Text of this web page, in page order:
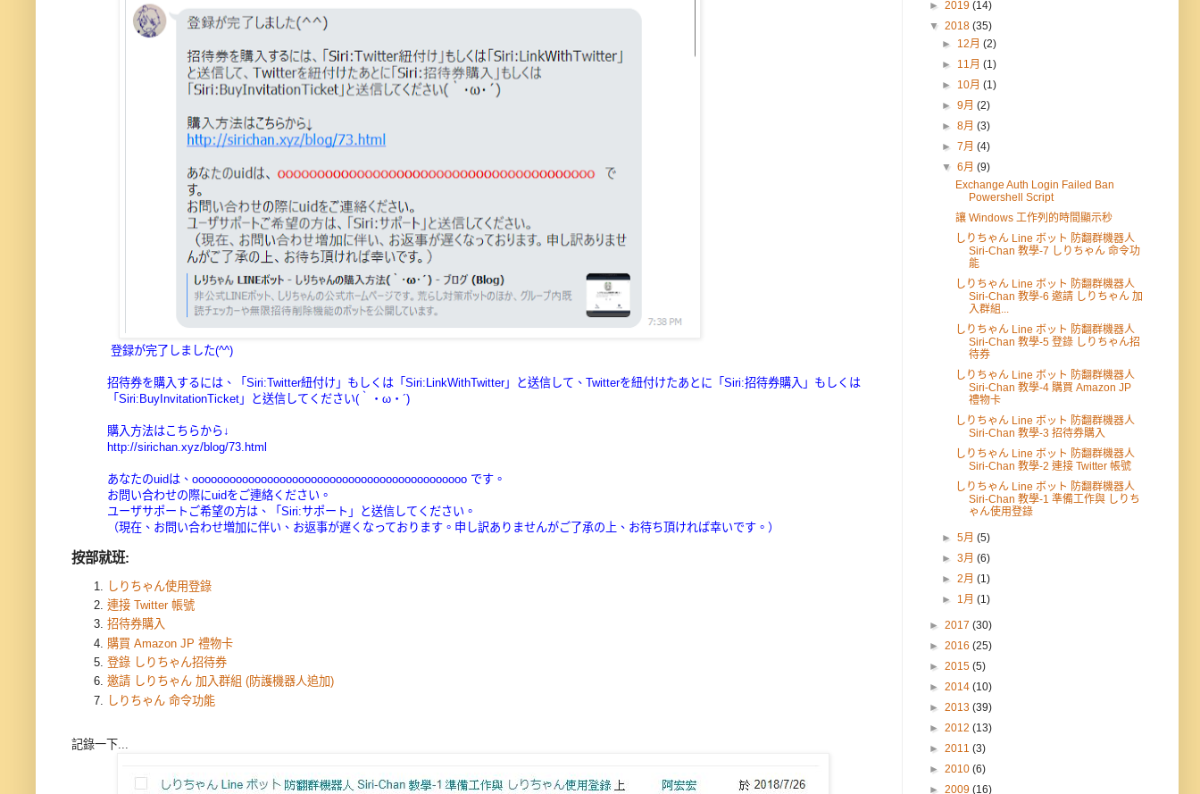
登録が完了しました(^^)
招待券を購入するには、「Siri:Twitter紐付け」もしくは「Siri:LinkWithTwitter」と送信して、Twitterを紐付けたあとに「Siri:招待券購入」もしくは
「Siri:BuyInvitationTicket」と送信してください(｀・ω・´)
購入方法はこちらから↓
http://sirichan.xyz/blog/73.html
あなたのuidは、oooooooooooooooooooooooooooooooooooooooooooo です。
お問い合わせの際にuidをご連絡ください。
ユーザサポートご希望の方は、「Siri:サポート」と送信してください。
（現在、お問い合わせ増加に伴い、お返事が遅くなっております。申し訳ありませんがご了承の上、お待ち頂ければ幸いです。）
按部就班:
しりちゃん使用登錄
連接 Twitter 帳號
招待券購入
購買 Amazon JP 禮物卡
登錄 しりちゃん招待券
邀請 しりちゃん 加入群組 (防護機器人追加)
しりちゃん 命令功能
記錄一下...
► 2019 (14)
▼ 2018 (35)
► 12月(2)
► 11月(1)
► 10月(1)
►9月(2)
►8月(3)
►7月(4)
▼6月(9)
Exchange Auth Login Failed Ban
Powershell Script
讓 Windows 工作列的時間顯示秒
しりちゃん Line ボット 防翻群機器人
Siri-Chan 教學-7 しりちゃん 命令功
能
しりちゃん Line ボット 防翻群機器人
Siri-Chan 教學-6 邀請 しりちゃん 加
入群組...
しりちゃん Line ボット 防翻群機器人
Siri-Chan 教學-5 登錄 しりちゃん招
待券
しりちゃん Line ボット 防翻群機器人
Siri-Chan 教學-4 購買 Amazon JP
禮物卡
しりちゃん Line ボット 防翻群機器人
Siri-Chan 教學-3 招待券購入
しりちゃん Line ボット 防翻群機器人
Siri-Chan 教學-2 連接 Twitter 帳號
しりちゃん Line ボット 防翻群機器人
Siri-Chan 教學-1 準備工作與 しりち
ゃん使用登錄
►5月(5)
►3月(6)
►2月(1)
► 1月(1)
► 2017 (30)
► 2016 (25)
► 2015 (5)
► 2014 (10)
► 2013 (39)
► 2012 (13)
► 2011 (3)
► 2010 (6)
► 2009 (16)